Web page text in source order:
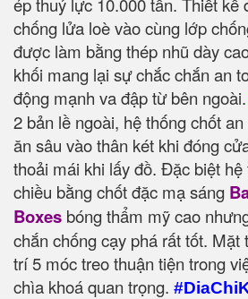
chống lửa loè vào cùng lớp
được làm bằng thép nhũ dày
khối mang lại sự chắc chắn an
động mạnh va đập từ bên ngoài.
2 bản lề ngoài, hệ thống chốt
ăn sâu vào thân két khi đóng
thoải mái khi lấy đồ. Đặc biệt hệ
chiều bằng chốt đặc mạ sáng
Boxes bóng thẩm mỹ cao
chắn chống cạy phá rất tốt. Mặt
trí 5 móc treo thuận tiện trong
chìa khoá quan trọng.